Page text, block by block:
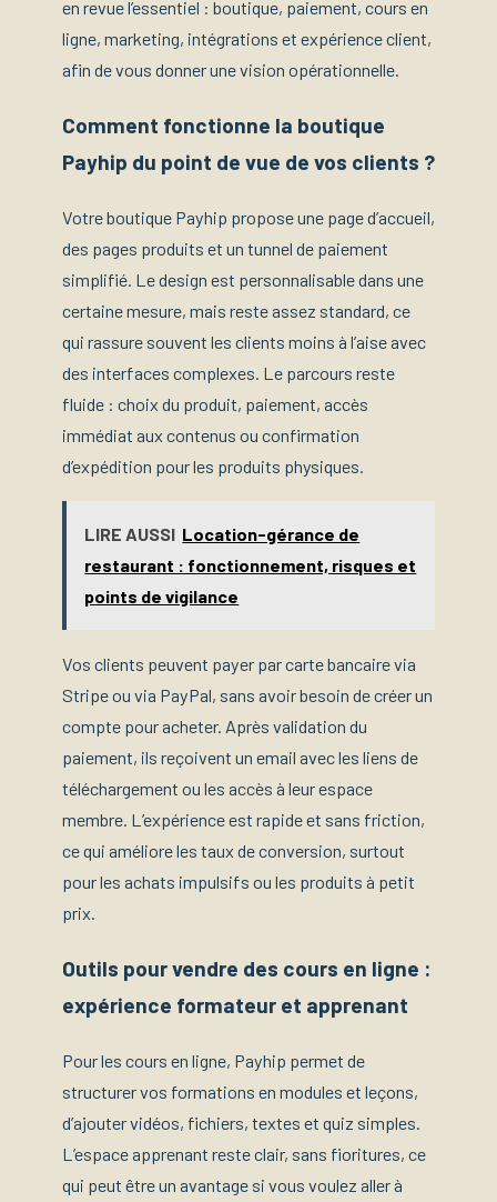
en revue l’essentiel : boutique, paiement, cours en
ligne, marketing, intégrations et expérience client,
afin de vous donner une vision opérationnelle.
Comment fonctionne la boutique
Payhip du point de vue de vos clients ?
Votre boutique Payhip propose une page d’accueil,
des pages produits et un tunnel de paiement
simplifié. Le design est personnalisable dans une
certaine mesure, mais reste assez standard, ce
qui rassure souvent les clients moins à l’aise avec
des interfaces complexes. Le parcours reste
fluide : choix du produit, paiement, accès
immédiat aux contenus ou confirmation
d’expédition pour les produits physiques.
LIRE AUSSI Location-gérance de
restaurant : fonctionnement, risques et
points de vigilance
Vos clients peuvent payer par carte bancaire via
Stripe ou via PayPal, sans avoir besoin de créer un
compte pour acheter. Après validation du
paiement, ils reçoivent un email avec les liens de
téléchargement ou les accès à leur espace
membre. L’expérience est rapide et sans friction,
ce qui améliore les taux de conversion, surtout
pour les achats impulsifs ou les produits à petit
prix.
Outils pour vendre des cours en ligne :
expérience formateur et apprenant
Pour les cours en ligne, Payhip permet de
structurer vos formations en modules et leçons,
d’ajouter vidéos, fichiers, textes et quiz simples.
L’espace apprenant reste clair, sans fioritures, ce
qui peut être un avantage si vous voulez aller à